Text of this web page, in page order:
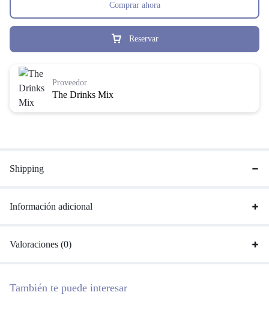
Reservar
Comprar ahora
The Drinks Mix
Proveedor
Shipping
Información adicional
Valoraciones (0)
También te puede interesar